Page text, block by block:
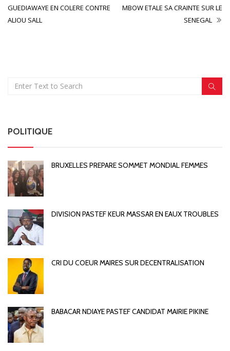
GUEDIAWAYE EN COLERE CONTRE
ALIOU SALL
MBOW ETALE SA CRAINTE SUR LE
SENEGAL
POLITIQUE
BRUXELLES PREPARE SOMMET MONDIAL FEMMES
DIVISION PASTEF KEUR MASSAR EN EAUX TROUBLES
CRI DU COEUR MAIRES SUR DECENTRALISATION
BABACAR NDIAYE PASTEF CANDIDAT MAIRIE PIKINE